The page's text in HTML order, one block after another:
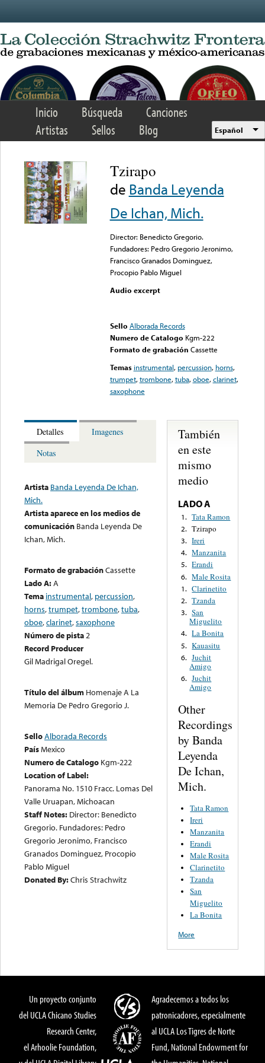
Inicio Búsqueda
Canciones
Artistas
Sellos Blog Español
Tzirapo
de Banda Leyenda
De Ichan, Mich.
Director: Benedicto Gregorio.
Fundadores: Pedro Gregorio Jeronimo,
Francisco Granados Dominguez,
Procopio Pablo Miguel
Audio excerpt
Sello Alborada Records
Numero de Catalogo Kgm-222
Formato de grabación Cassette
Temas instrumental, percussion, horns,
trumpet,trombone,tuba,oboe,clarinet,
saxophone
Detalles
Imagenes
Notas
Artista Banda Leyenda De Ichan,
Mich.
Artista aparece en los medios de
comunicación Banda Leyenda De
Ichan, Mich.
Formato de grabaciónCassette
Lado A:A
Tema instrumental, percussion,
horns,trumpet,trombone,tuba,
oboe,clarinet,saxophone
Número de pista2
Record Producer
Gil Madrigal Oregel.
Título del álbum Homenaje A La
Memoria De Pedro Gregorio J.
SelloAlborada Records
PaísMexico
Numero de Catalogo Kgm-222
Location of Label:
Panorama No. 1510 Fracc. Lomas Del
Valle Uruapan, Michoacan
Staff Notes: Director: Benedicto
Gregorio. Fundadores: Pedro
Gregorio Jeronimo, Francisco
Granados Dominguez, Procopio
Pablo Miguel
Donated By:Chris Strachwitz
También
en este
mismo
medio
LADO A
1. Tata Ramon
2. Tzirapo
3. Ireri
4. Manzanita
5. Erandi
6. Male Rosita
1. Clarinetito
2. Tzanda
3. San
Miguelito
4. La Bonita
5. Kauasitu
6. Juchit
Amigo
6. Juchit
Amigo
Other
Recordings
by Banda
Leyenda
De Ichan,
Mich.
Tata Ramon
Ireri
Manzanita
Erandi
Male Rosita
Clarinetito
Tzanda
San
Miguelito
La Bonita
More
Un proyecto conjunto
del UCLA Chicano Studies
Research Center,
el Arhoolie Foundation,
Agradecemos a todos los
patronicadores, especialmente
al UCLA Los Tigres de Norte
Fund, National Endowment for